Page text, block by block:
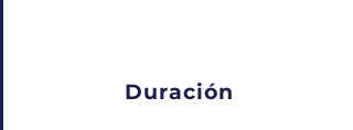
Duración